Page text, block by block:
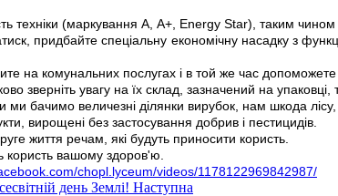
техніки (маркування А, А+, Energy Star), таким
придбайте спеціальну економічну насадку з
на комунальних послугах і в той же час допоможете
увагу на їх склад, зазначений на упаковці,
бачимо величезні ділянки вирубок, нам шкода лісу,
вирощені без застосування добрив і пестицидів.
життя речам, які будуть приносити користь.
користь вашому здоров'ю.
chopl.lyceum/videos/1178122969842987/
день Землі! Наступна